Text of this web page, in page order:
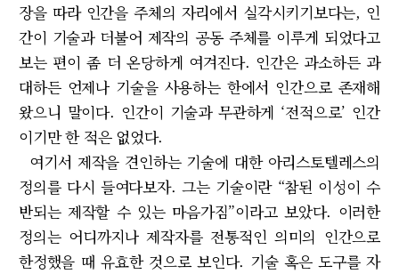
장을 따라 인간을 주체의 자리에서 실각시키기보다는, 인
간이 기술과 더불어 제작의 공동 주체를 이루게 되었다고
보는 편이 좀 더 온당하게 여겨진다. 인간은 과소하든 과
대하든 언제나 기술을 사용하는 한에서 인간으로 존재해
왔으니 말이다. 인간이 기술과 무관하게 ‘전적으로’ 인간
이기만 한 적은 없었다.
여기서 제작을 견인하는 기술에 대한 아리스토텔레스의
정의를 다시 들여다보자. 그는 기술이란 “참된 이성이 수
반되는 제작할 수 있는 마음가짐”이라고 보았다. 이러한
정의는 어디까지나 제작자를 전통적인 의미의 인간으로
한정했을 때 유효한 것으로 보인다. 기술 혹은 도구를 자